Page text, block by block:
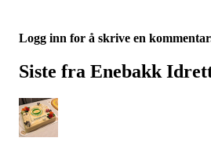
Logg inn for å skrive en
Siste fra Enebakk